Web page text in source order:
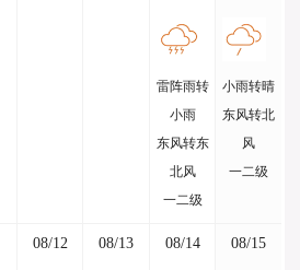
雷阵雨转
小雨
东风转东
北风
一二级
小雨转晴
东风转北
风
一二级
08/12 08/13 08/14 08/15